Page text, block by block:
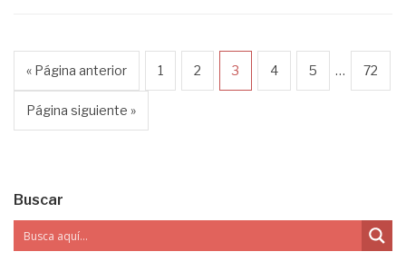
« Página anterior 1 2 3 4 5 … 72
Página siguiente »
Buscar